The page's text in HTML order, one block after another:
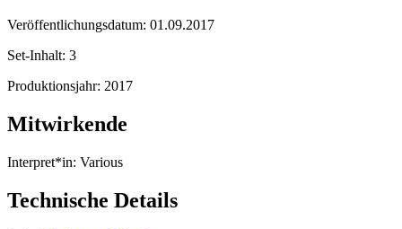
Veröffentlichungsdatum: 01.09.2017
Set-Inhalt: 3
Produktionsjahr: 2017
Mitwirkende
Interpret*in: Various
Technische Details